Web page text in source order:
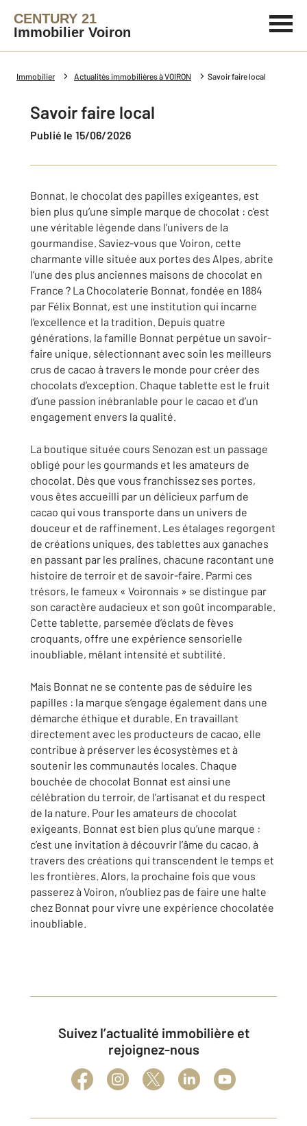
CENTURY 21
Immobilier Voiron
Immobilier Actualités immobilières à VOIRON Savoir faire local
Savoir faire local
Publié le 15/06/2026
Bonnat, le chocolat des papilles exigeantes, est
bien plus qu’une simple marque de chocolat : c’est
une véritable légende dans l’univers de la
gourmandise. Saviez-vous que Voiron, cette
charmante ville située aux portes des Alpes, abrite
l’une des plus anciennes maisons de chocolat en
France ? La Chocolaterie Bonnat, fondée en 1884
par Félix Bonnat, est une institution qui incarne
l’excellence et la tradition. Depuis quatre
générations, la famille Bonnat perpétue un savoir-
faire unique, sélectionnant avec soin les meilleurs
crus de cacao à travers le monde pour créer des
chocolats d’exception. Chaque tablette est le fruit
d’une passion inébranlable pour le cacao et d’un
engagement envers la qualité.
La boutique située cours Senozan est un passage
obligé pour les gourmands et les amateurs de
chocolat. Dès que vous franchissez ses portes,
vous êtes accueilli par un délicieux parfum de
cacao qui vous transporte dans un univers de
douceur et de raffinement. Les étalages regorgent
de créations uniques, des tablettes aux ganaches
en passant par les pralines, chacune racontant une
histoire de terroir et de savoir-faire. Parmi ces
trésors, le fameux « Voironnais » se distingue par
son caractère audacieux et son goût incomparable.
Cette tablette, parsemée d’éclats de fèves
croquants, offre une expérience sensorielle
inoubliable, mêlant intensité et subtilité.
Mais Bonnat ne se contente pas de séduire les
papilles : la marque s’engage également dans une
démarche éthique et durable. En travaillant
directement avec les producteurs de cacao, elle
contribue à préserver les écosystèmes et à
soutenir les communautés locales. Chaque
bouchée de chocolat Bonnat est ainsi une
célébration du terroir, de l’artisanat et du respect
de la nature. Pour les amateurs de chocolat
exigeants, Bonnat est bien plus qu’une marque :
c’est une invitation à découvrir l’âme du cacao, à
travers des créations qui transcendent le temps et
les frontières. Alors, la prochaine fois que vous
passerez à Voiron, n’oubliez pas de faire une halte
chez Bonnat pour vivre une expérience chocolatée
inoubliable.
Suivez l’actualité immobilière et
rejoignez-nous